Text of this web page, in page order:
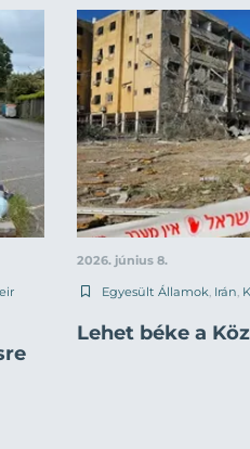
2026. június 8.
Egyesült Államok Irán
Lehet béke a